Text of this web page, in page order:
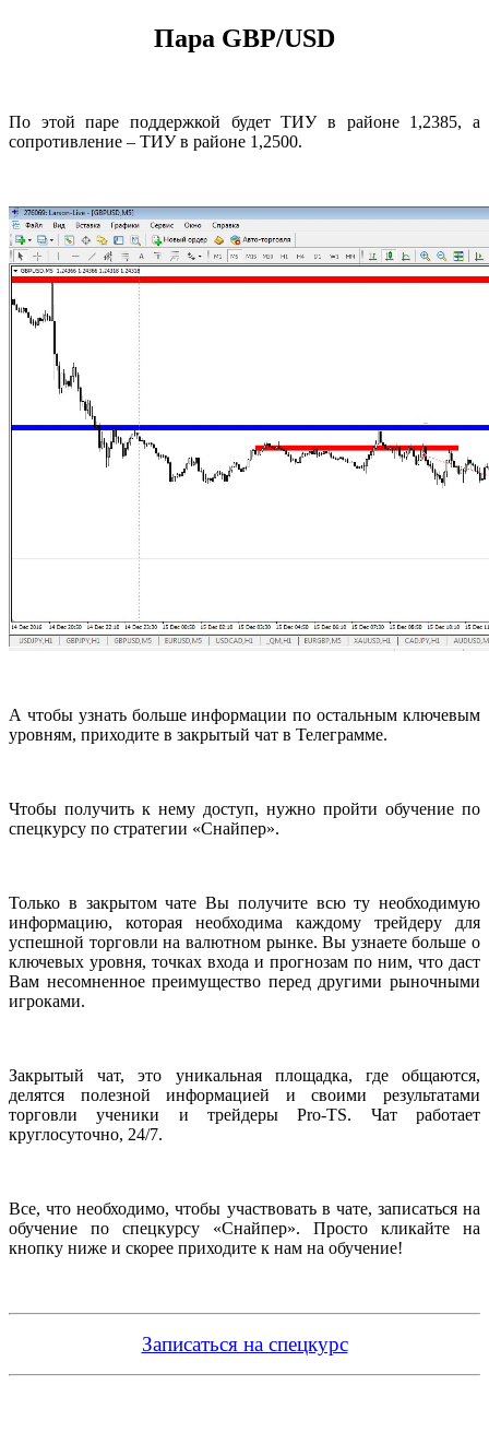
Пара GBP/USD
По этой паре поддержкой будет ТИУ в районе 1,2385, а
сопротивление – ТИУ в районе 1,2500.
А чтобы узнать больше информации по остальным ключевым
уровням, приходите в закрытый чат в Телеграмме.
Чтобы получить к нему доступ, нужно пройти обучение по
спецкурсу по стратегии «Снайпер».
Только в закрытом чате Вы получите всю ту необходимую
информацию, которая необходима каждому трейдеру для
успешной торговли на валютном рынке. Вы узнаете больше о
ключевых уровня, точках входа и прогнозам по ним, что даст
Вам несомненное преимущество перед другими рыночными
игроками.
Закрытый чат, это уникальная площадка, где общаются,
делятся полезной информацией и своими результатами
торговли ученики и трейдеры Pro-TS. Чат работает
круглосуточно, 24/7.
Все, что необходимо, чтобы участвовать в чате, записаться на
обучение по спецкурсу «Снайпер». Просто кликайте на
кнопку ниже и скорее приходите к нам на обучение!
Записаться на спецкурс